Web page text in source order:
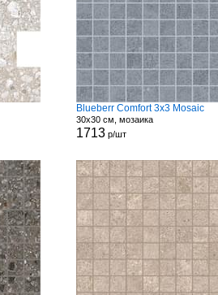
Blueberr Comfort 3x3 Mosaic
30x30 см, мозаика
1713р/шт